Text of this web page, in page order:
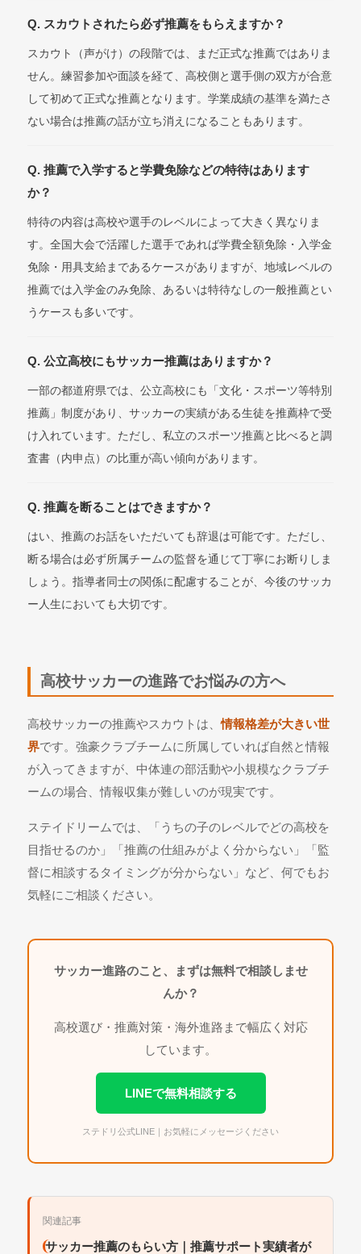
Q. スカウトされたら必ず推薦をもらえますか？
スカウト（声がけ）の段階では、まだ正式な推薦ではありま
せん。練習参加や面談を経て、高校側と選手側の双方が合意
して初めて正式な推薦となります。学業成績の基準を満たさ
ない場合は推薦の話が立ち消えになることもあります。
Q. 推薦で入学すると学費免除などの特待はあります
か？
特待の内容は高校や選手のレベルによって大きく異なりま
す。全国大会で活躍した選手であれば学費全額免除・入学金
免除・用具支給まであるケースがありますが、地域レベルの
推薦では入学金のみ免除、あるいは特待なしの一般推薦とい
うケースも多いです。
Q. 公立高校にもサッカー推薦はありますか？
一部の都道府県では、公立高校にも「文化・スポーツ等特別
推薦」制度があり、サッカーの実績がある生徒を推薦枠で受
け入れています。ただし、私立のスポーツ推薦と比べると調
査書（内申点）の比重が高い傾向があります。
Q. 推薦を断ることはできますか？
はい、推薦のお話をいただいても辞退は可能です。ただし、
断る場合は必ず所属チームの監督を通じて丁寧にお断りしま
しょう。指導者同士の関係に配慮することが、今後のサッカ
ー人生においても大切です。
高校サッカーの進路でお悩みの方へ
高校サッカーの推薦やスカウトは、情報格差が大きい世
界です。強豪クラブチームに所属していれば自然と情報
が入ってきますが、中体連の部活動や小規模なクラブチ
ームの場合、情報収集が難しいのが現実です。
ステイドリームでは、「うちの子のレベルでどの高校を
目指せるのか」「推薦の仕組みがよく分からない」「監
督に相談するタイミングが分からない」など、何でもお
気軽にご相談ください。
サッカー進路のこと、まずは無料で相談しませ
んか？
高校選び・推薦対策・海外進路まで幅広く対応
しています。
LINEで無料相談する
ステドリ公式LINE｜お気軽にメッセージください
関連記事
サッカー推薦のもらい方｜推薦サポート実績者が